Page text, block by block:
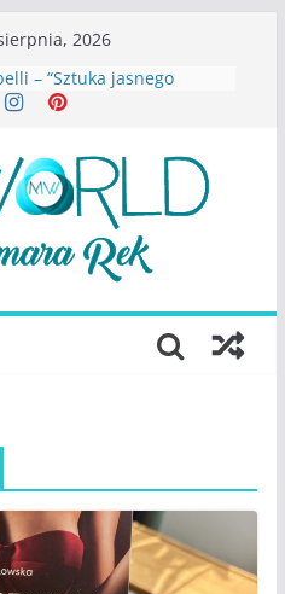
2026
– “Sztuka jasnego
Sekrety seksbiznesu”
Lewandowicz – Zanim
siebie
– “Wysoko
depresja”
– “Bezwzględni. O
portalu